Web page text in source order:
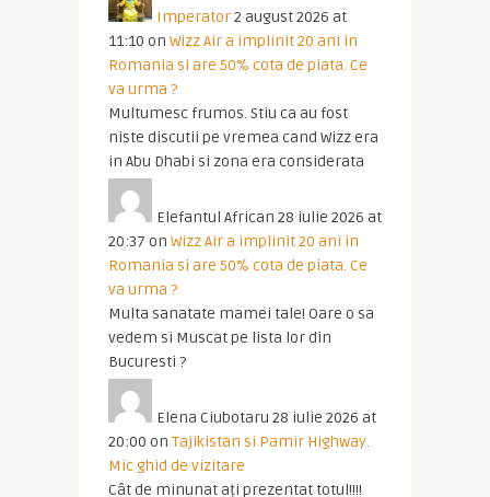
Imperator2 august 2026 at
11:10 on Wizz Air a implinit 20 ani in
Romania si are 50% cota de piata. Ce
va urma ?
Multumesc frumos. Stiu ca au fost
niste discutii pe vremea cand Wizz era
in Abu Dhabi si zona era considerata
Elefantul African 28 iulie 2026 at
20:37 on Wizz Air a implinit 20 ani in
Romania si are 50% cota de piata. Ce
va urma ?
Multa sanatate mamei tale! Oare o sa
vedem si Muscat pe lista lor din
Bucuresti ?
Elena Ciubotaru 28 iulie 2026 at
20:00 on Tajikistan si Pamir Highway.
Mic ghid de vizitare
Cât de minunat ați prezentat totul!!!!